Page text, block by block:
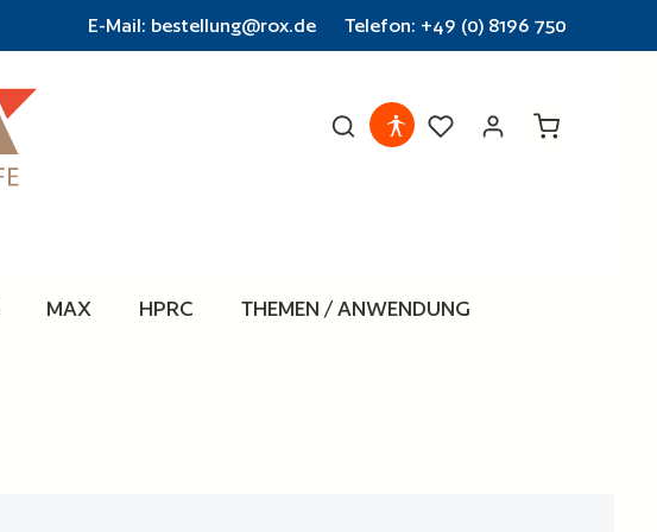
E-Mail: bestellung@rox.de Telefon: +49 (0) 8196 750
Warenkorb
MAX HPRC THEMEN / ANWENDUNG